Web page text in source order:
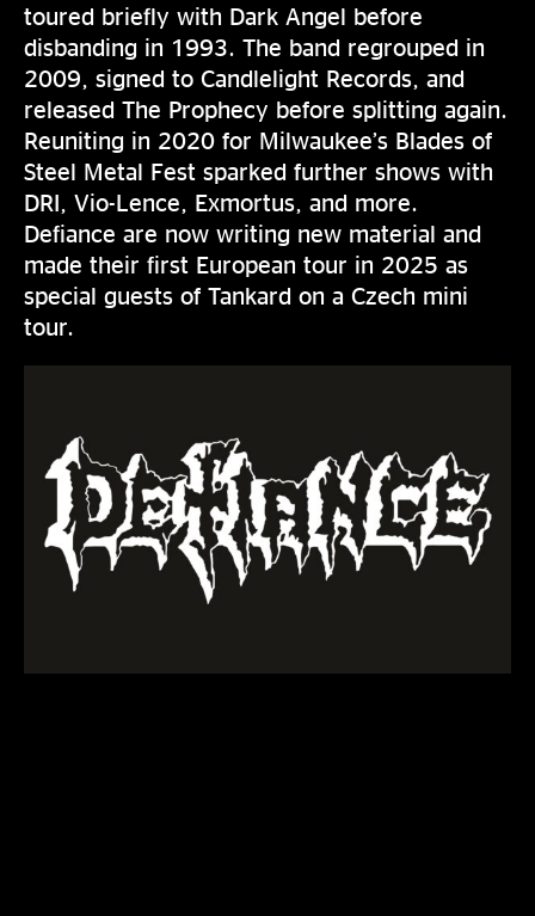
toured briefly with Dark Angel before
disbanding in 1993. The band regrouped in
2009, signed to Candlelight Records, and
released The Prophecy before splitting again.
Reuniting in 2020 for Milwaukee’s Blades of
Steel Metal Fest sparked further shows with
DRI, Vio-Lence, Exmortus, and more.
Defiance are now writing new material and
made their first European tour in 2025 as
special guests of Tankard on a Czech mini
tour.